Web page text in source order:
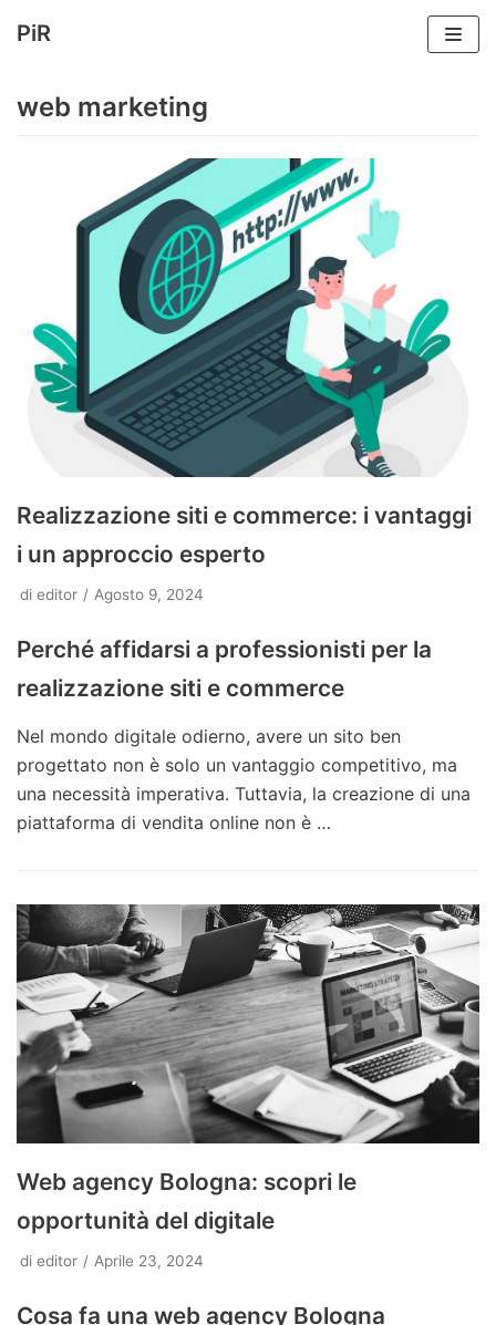
contenuto
PiR
web marketing
Realizzazione siti e commerce: i vantaggi
i un approccio esperto
di editor Agosto 9, 2024
Perché affidarsi a professionisti per la
realizzazione siti e commerce
Nel mondo digitale odierno, avere un sito ben
progettato non è solo un vantaggio competitivo, ma
una necessità imperativa. Tuttavia, la creazione di una
piattaforma di vendita online non è …
Web agency Bologna: scopri le
opportunità del digitale
di editor Aprile 23, 2024
Cosa fa una web agency Bologna